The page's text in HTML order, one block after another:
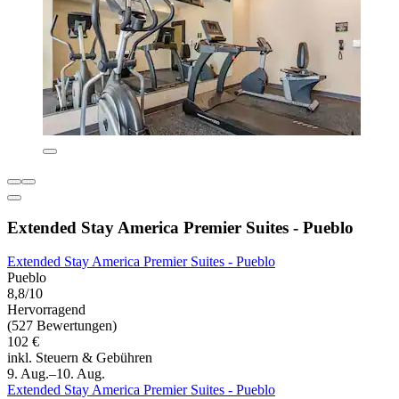
Extended Stay America Premier Suites - Pueblo
Extended Stay America Premier Suites - Pueblo
Pueblo
8,8/10
Hervorragend
(527 Bewertungen)
102 €
inkl. Steuern & Gebühren
9. Aug.–10. Aug.
Extended Stay America Premier Suites - Pueblo